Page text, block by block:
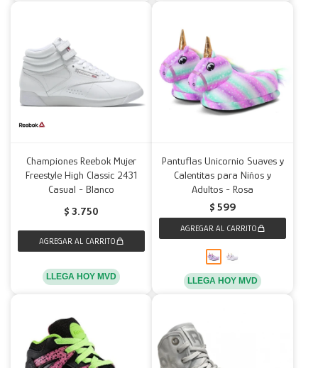
Championes Reebok Mujer
Freestyle High Classic 2431
Casual - Blanco
$ 3.750
LLEGA HOY MVD
Pantuflas Unicornio Suaves y
Calentitas para Niños y
Adultos - Rosa
$ 599
LLEGA HOY MVD